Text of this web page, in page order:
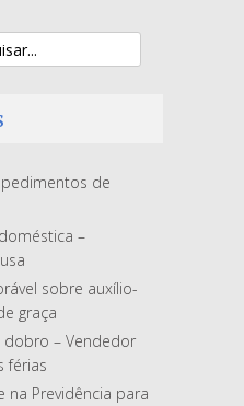
de
–
sobre auxílio-
graça
dobro – Vendedor
férias
na Previdência para